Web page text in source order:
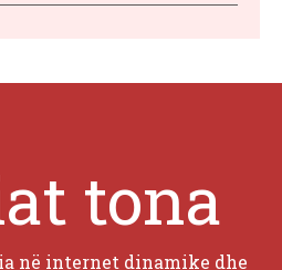
tona
në internet dinamike dhe